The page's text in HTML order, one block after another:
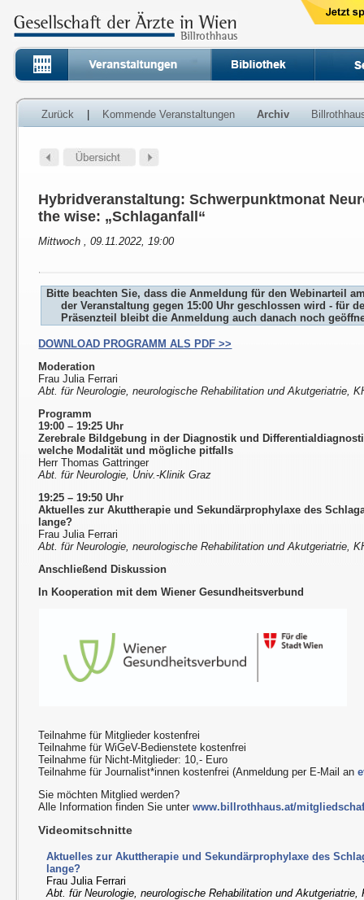
Zurück Kommende Veranstaltungen Archiv
Hybridveranstaltung: Schwerpunktmonat
the wise: „Schlaganfall“
Mittwoch , 09.11.2022, 19:00
Bitte beachten Sie, dass die Anmeldung für den Webinarteil
der Veranstaltung gegen 15:00 Uhr geschlossen wird - für
Präsenzteil bleibt die Anmeldung auch danach noch
DOWNLOAD PROGRAMM ALS PDF >>
Moderation
Frau Julia Ferrari
Abt. für Neurologie, neurologische Rehabilitation und Akutgeriatrie,
Programm
19:00 – 19:25 Uhr
Zerebrale Bildgebung in der Diagnostik und
welche Modalität und mögliche pitfalls
Herr Thomas Gattringer
Abt. für Neurologie, Univ.-Klinik Graz
19:25 – 19:50 Uhr
Aktuelles zur Akuttherapie und Sekundärprophylaxe des
lange?
Frau Julia Ferrari
Abt. für Neurologie, neurologische Rehabilitation und Akutgeriatrie,
Anschließend Diskussion
In Kooperation mit dem Wiener Gesundheitsverbund
Teilnahme für Mitglieder kostenfrei
Teilnahme für WiGeV-Bedienstete kostenfrei
Teilnahme für Nicht-Mitglieder: 10,- Euro
Teilnahme für Journalist*innen kostenfrei (Anmeldung per E-Mail an
Sie möchten Mitglied werden?
Alle Information finden Sie unterwww.billrothhaus.at/
Videomitschnitte
Aktuelles zur Akuttherapie und Sekundärprophylaxe des
lange?
Frau Julia Ferrari
Abt. für Neurologie, neurologische Rehabilitation und Akutgeriatrie,